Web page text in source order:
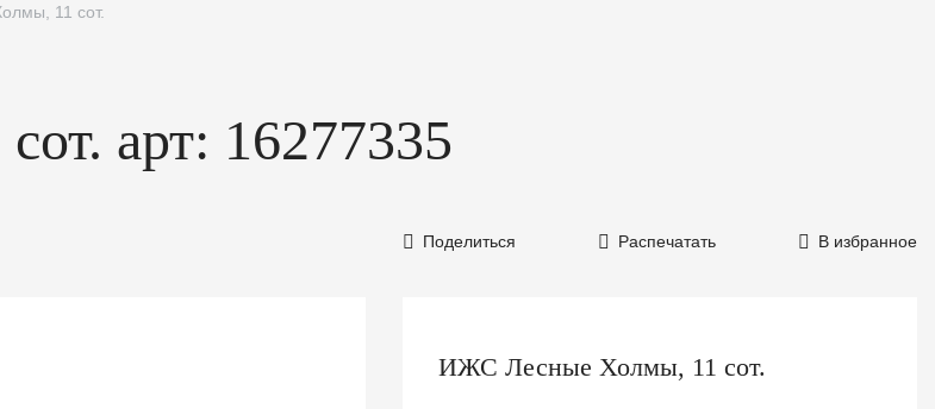
11 сот.
арт: 16277335
Поделиться Распечатать В избранное
ИЖС Лесные Холмы, 11 сот.